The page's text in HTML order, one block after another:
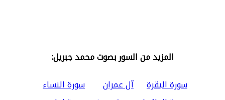
المزيد من السور بصوت محمد جبريل:
سورة البقرة
آل عمران
سورة النساء